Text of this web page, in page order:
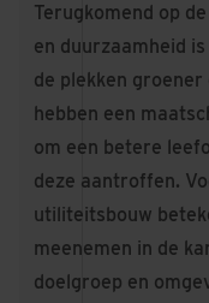
Terugkomend op
en duurzaamheid
de plekken
hebben een
om een betere
deze aantroffen.
utiliteitsbouw
meenemen in de
doelgroep en